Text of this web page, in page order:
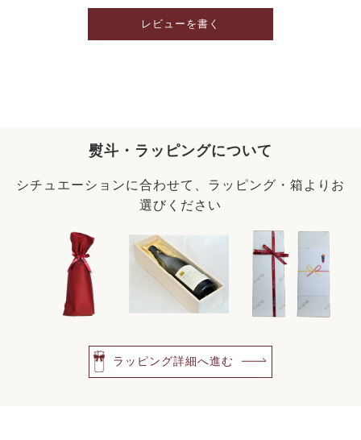
レビューを書く
熨斗・ラッピングについて
シチュエーションに合わせて、ラッピング・箱よりお
選びください
ラッピング詳細へ進む